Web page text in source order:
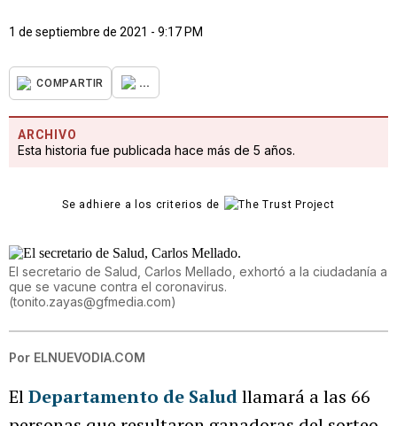
1 de septiembre de 2021 - 9:17 PM
COMPARTIR ...
ARCHIVO
Esta historia fue publicada hace más de 5 años.
Se adhiere a los criterios de
El secretario de Salud, Carlos Mellado, exhortó a la ciudadanía a
que se vacune contra el coronavirus.
(tonito.zayas@gfmedia.com)
Por ELNUEVODIA.COM
ElDepartamento de Saludllamará a las 66